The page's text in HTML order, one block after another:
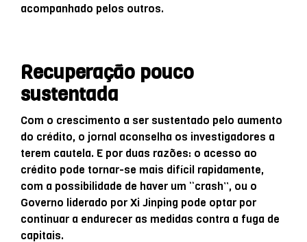
acompanhado pelos outros.
Recuperação pouco
sustentada
Com o crescimento a ser sustentado pelo aumento
do crédito, o jornal aconselha os investigadores a
terem cautela. E por duas razões: o acesso ao
crédito pode tornar-se mais difícil rapidamente,
com a possibilidade de haver um “crash”, ou o
Governo liderado por Xi Jinping pode optar por
continuar a endurecer as medidas contra a fuga de
capitais.